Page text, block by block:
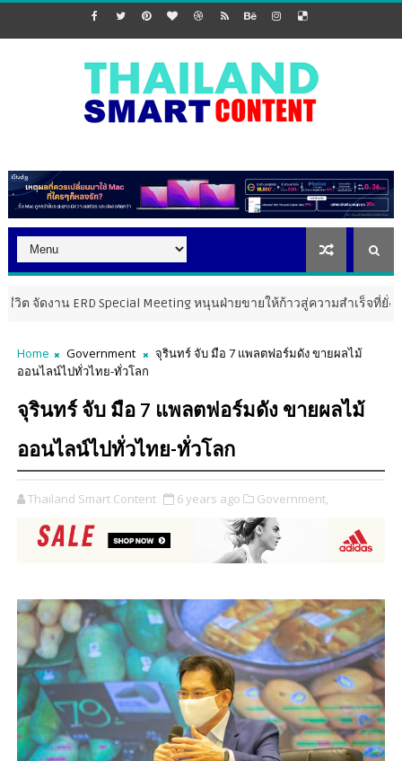
น ERD Special Meeting หนุนฝ่ายขายให้ก้าวสู่ความสำเร็จที่ยั่งยืน
Home Government
จุรินทร์ จับ มือ 7 แพลตฟอร์มดัง ขายผลไม้
ออนไลน์ไปทั่วไทย-ทั่วโลก
จุรินทร์ จับ มือ 7 แพลตฟอร์มดัง ขายผลไม้
ออนไลน์ไปทั่วไทย-ทั่วโลก
Thailand Smart Content 6 years ago Government,